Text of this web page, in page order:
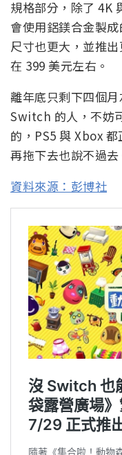
規格部分，除了 4K
會使用鋁鎂合金製
尺寸也更大，並推
在 399 美元左右。
離年底只剩下四個
Switch 的人，不妨
的，PS5 與 Xbox
再拖下去也說不過去
資料來源：彭博社